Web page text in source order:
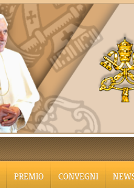
PREMIO CONVEGNI